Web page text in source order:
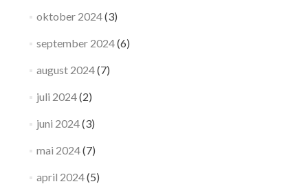
oktober 2024(3)
september 2024(6)
august 2024(7)
juli 2024(2)
juni 2024(3)
mai 2024(7)
april 2024(5)